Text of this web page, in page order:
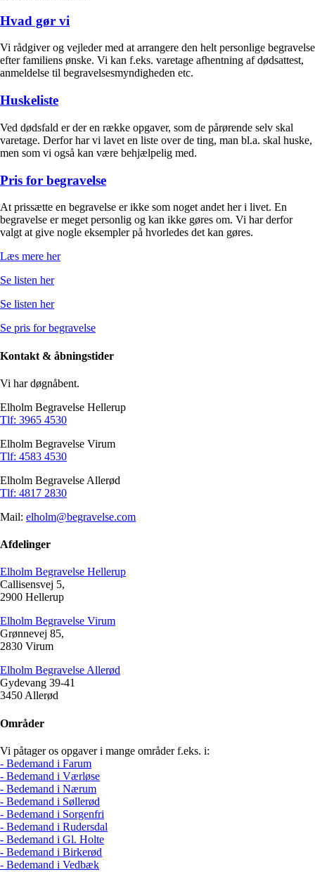
Hvad gør vi
Vi rådgiver og vejleder med at arrangere den helt personlige begravelse
efter familiens ønske. Vi kan f.eks. varetage afhentning af dødsattest,
anmeldelse til begravelsesmyndigheden etc.
Huskeliste
Ved dødsfald er der en række opgaver, som de pårørende selv skal
varetage. Derfor har vi lavet en liste over de ting, man bl.a. skal huske,
men som vi også kan være behjælpelig med.
Pris for begravelse
At prissætte en begravelse er ikke som noget andet her i livet. En
begravelse er meget personlig og kan ikke gøres om. Vi har derfor
valgt at give nogle eksempler på hvorledes det kan gøres.
Læs mere her
Se listen her
Se listen her
Se pris for begravelse
Kontakt & åbningstider
Vi har døgnåbent.
Elholm Begravelse Hellerup
Tlf: 3965 4530
Elholm Begravelse Virum
Tlf: 4583 4530
Elholm Begravelse Allerød
Tlf: 4817 2830
Mail: elholm@begravelse.com
Afdelinger
Elholm Begravelse Hellerup
Callisensvej 5,
2900 Hellerup
Elholm Begravelse Virum
Grønnevej 85,
2830 Virum
Elholm Begravelse Allerød
Gydevang 39-41
3450 Allerød
Områder
Vi påtager os opgaver i mange områder f.eks. i:
- Bedemand i Farum
- Bedemand i Værløse
- Bedemand i Nærum
- Bedemand i Søllerød
- Bedemand i Sorgenfri
- Bedemand i Rudersdal
- Bedemand i Gl. Holte
- Bedemand i Birkerød
- Bedemand i Vedbæk